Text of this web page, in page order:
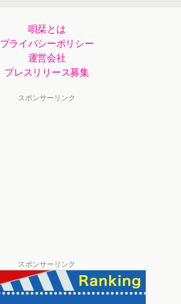
唄栞とは
プライバシーポリシー
運営会社
プレスリリース募集
スポンサーリンク
スポンサーリンク